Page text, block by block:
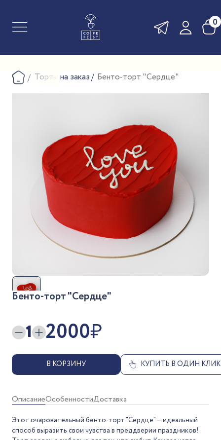
0
Торты на заказ Бенто-торт "Сердце"
Бенто-торт "Сердце"
1 2000₽
В КОРЗИНУ КУПИТЬ В ОДИН КЛИК
ОписаниеОсобенностиДоставка
Этот очаровательный бенто-торт "Сердце" — идеальный
способ выразить свои чувства в преддверии праздников!